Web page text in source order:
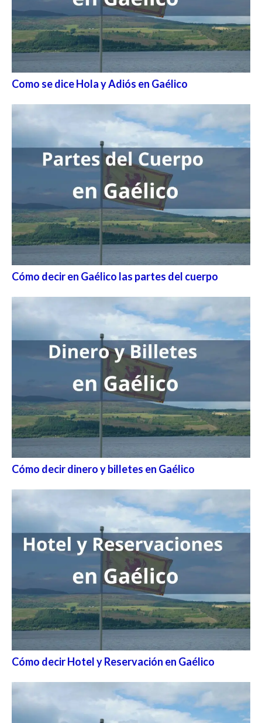
Como se dice Hola y Adiós en Gaélico
Cómo decir en Gaélico las partes del cuerpo
Cómo decir dinero y billetes en Gaélico
Cómo decir Hotel y Reservación en Gaélico